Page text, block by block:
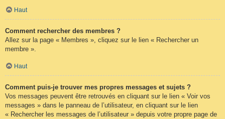
Haut
Comment rechercher des membres ?
Allez sur la page « Membres », cliquez sur le lien « Rechercher un
membre ».
Haut
Comment puis-je trouver mes propres messages et sujets ?
Vos messages peuvent être retrouvés en cliquant sur le lien « Voir vos
messages » dans le panneau de l’utilisateur, en cliquant sur le lien
« Rechercher les messages de l’utilisateur » depuis votre propre page de